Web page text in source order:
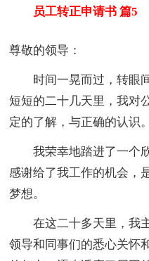
员工转正申请书 篇5
尊敬的领导：
时间一晃而过，转眼间
短短的二十几天里，我对
定的了解，与正确的认识。
我荣幸地踏进了一个欣
感谢给了我工作的机会
梦想。
在这二十多天里，我主
领导和同事们的悉心关怀